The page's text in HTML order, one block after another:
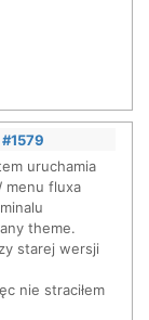
#1579
uruchamia
menu fluxa
theme.
starej wersji
nie straciłem